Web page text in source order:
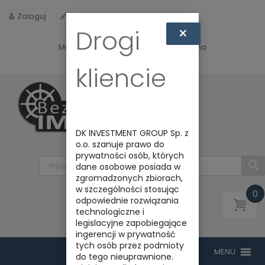
Zaloguj Zarejestruj
Masz jakieś pytania? Napisz do nas na
biuro@bezpiecznyimport.pl
0
Drogi
kliencie
×
DK INVESTMENT GROUP Sp. z
o.o. szanuje prawo do
prywatności osób, których
dane osobowe posiada w
zgromadzonych zbiorach,
w szczególności stosując
odpowiednie rozwiązania
technologiczne i
legislacyjne zapobiegające
ingerencji w prywatność
tych osób przez podmioty
do tego nieuprawnione.